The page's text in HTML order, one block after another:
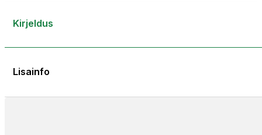
Kirjeldus
Lisainfo